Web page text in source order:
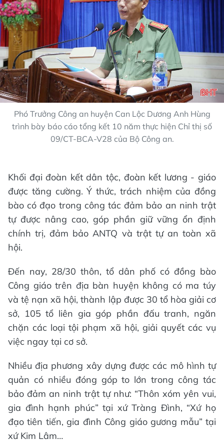
Phó Trưởng Công an huyện Can Lộc Dương Anh Hùng
trình bày báo cáo tổng kết 10 năm thực hiện Chỉ thị số
09/CT-BCA-V28 của Bộ Công an.
Khối đại đoàn kết dân tộc, đoàn kết lương - giáo
được tăng cường. Ý thức, trách nhiệm của đồng
bào có đạo trong công tác đảm bảo an ninh trật
tự được nâng cao, góp phần giữ vững ổn định
chính trị, đảm bảo ANTQ và trật tự an toàn xã
hội.
Đến nay, 28/30 thôn, tổ dân phố có đồng bào
Công giáo trên địa bàn huyện không có ma túy
và tệ nạn xã hội, thành lập được 30 tổ hòa giải cơ
sở, 105 tổ liên gia góp phần đấu tranh, ngăn
chặn các loại tội phạm xã hội, giải quyết các vụ
việc ngay tại cơ sở.
Nhiều địa phương xây dựng được các mô hình tự
quản có nhiều đóng góp to lớn trong công tác
bảo đảm an ninh trật tự như: “Thôn xóm yên vui,
gia đình hạnh phúc” tại xứ Tràng Đình, “Xứ họ
đạo tiên tiến, gia đình Công giáo gương mẫu” tại
xứ Kim Lâm…